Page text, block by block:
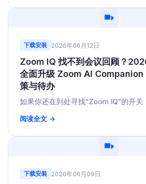
下载安装 2026年06月12日
Zoom IQ 找不到会议回顾？
全面升级 Zoom AI Companion
策与待办
如果你还在到处寻找“Zoom IQ”的开关
阅读全文 →
下载安装 2026年06月09日